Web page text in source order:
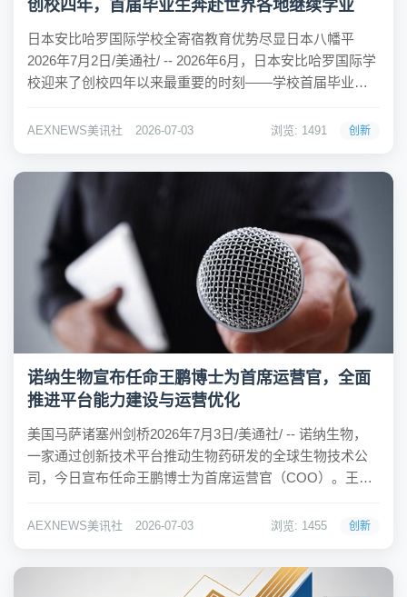
创校四年，首届毕业生奔赴世界各地继续学业
日本安比哈罗国际学校全寄宿教育优势尽显日本八幡平
2026年7月2日/美通社/ -- 2026年6月，日本安比哈罗国际学
校迎来了创校四年以来最重要的时刻——学校首届毕业班
生、创立了四年的全寄宿学校而言，这不仅意味着第一届
AEXNEWS美讯社 2026-07-03 浏览: 1491 创新
诺纳生物宣布任命王鹏博士为首席运营官，全面
推进平台能力建设与运营优化
美国马萨诸塞州剑桥2026年7月3日/美通社/ -- 诺纳生物，
一家通过创新技术平台推动生物药研发的全球生物技术公
司，今日宣布任命王鹏博士为首席运营官（COO）。王博
汇报。任职期间，王博士将负责建设高效、一体化的科研
AEXNEWS美讯社 2026-07-03 浏览: 1455 创新